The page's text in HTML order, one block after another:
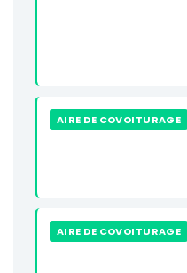
AIRE DE COVOITURAGE
AIRE DE COVOITURAGE